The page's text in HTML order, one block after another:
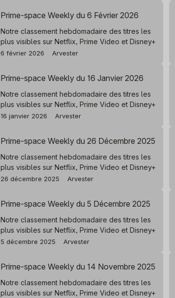
Prime-space Weekly du 6 Février 2026
Notre classement hebdomadaire des titres les
plus visibles sur Netflix, Prime Video et Disney+
Arvester
6 février 2026
Prime-space Weekly du 16 Janvier 2026
Notre classement hebdomadaire des titres les
plus visibles sur Netflix, Prime Video et Disney+
Arvester
16 janvier 2026
Prime-space Weekly du 26 Décembre 2025
Notre classement hebdomadaire des titres les
plus visibles sur Netflix, Prime Video et Disney+
Arvester
26 décembre 2025
Prime-space Weekly du 5 Décembre 2025
Notre classement hebdomadaire des titres les
plus visibles sur Netflix, Prime Video et Disney+
Arvester
5 décembre 2025
Prime-space Weekly du 14 Novembre 2025
Notre classement hebdomadaire des titres les
plus visibles sur Netflix, Prime Video et Disney+